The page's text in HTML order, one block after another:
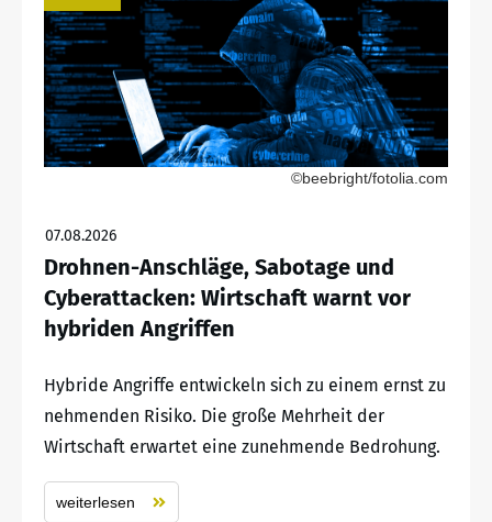
©beebright/fotolia.com
07.08.2026
Drohnen-Anschläge, Sabotage und
Cyberattacken: Wirtschaft warnt vor
hybriden Angriffen
Hybride Angriffe entwickeln sich zu einem ernst zu
nehmenden Risiko. Die große Mehrheit der
Wirtschaft erwartet eine zunehmende Bedrohung.
weiterlesen